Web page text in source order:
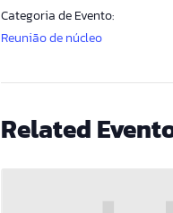
Categoria de Evento:
Reunião de núcleo
Related